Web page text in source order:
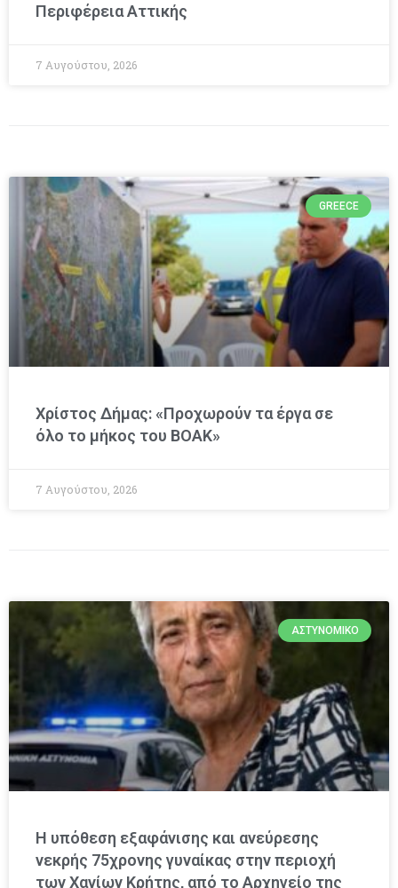
Περιφέρεια Αττικής
7 Αυγούστου, 2026
GREECE
Χρίστος Δήμας: «Προχωρούν τα έργα σε
όλο το μήκος του ΒΟΑΚ»
7 Αυγούστου, 2026
ΑΣΤΥΝΟΜΙΚΌ
Η υπόθεση εξαφάνισης και ανεύρεσης
νεκρής 75χρονης γυναίκας στην περιοχή
των Χανίων Κρήτης, από το Αρχηγείο της